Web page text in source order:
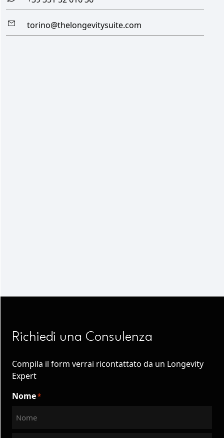
torino@thelongevitysuite.com
Richiedi una Consulenza
Compila il form verrai ricontattato da un Longevity
Expert
Nome*